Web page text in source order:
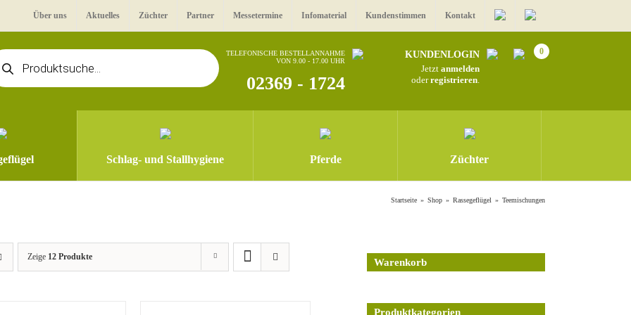
Über uns Aktuelles Züchter Partner Messetermine Infomaterial Kundenstimmen Kontakt
TELEFONISCHE BESTELLANNAHME
VON 9.00 - 17.00 UHR
02369 - 1724
KUNDENLOGIN
Jetzt anmelden
oderregistrieren.
0
Schlag- und Stallhygiene Pferde Züchter
Startseite Shop Rassegeflügel Teemischungen
Zeige 12 Produkte Warenkorb
Produktkategorien